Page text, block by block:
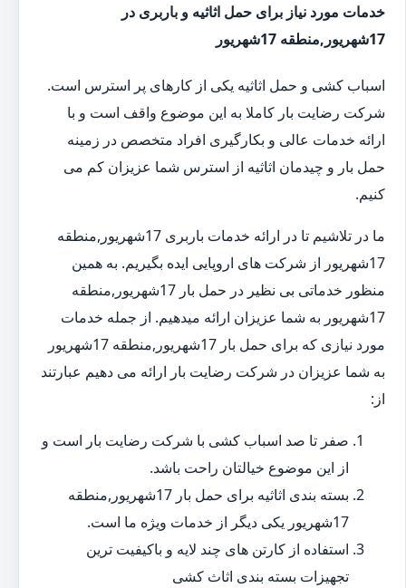
خدمات مورد نیاز برای حمل اثاثیه و باربری در
17شهریور,منطقه 17شهریور
اسباب کشی و حمل اثاثیه یکی از کارهای پر استرس است.
شرکت رضایت بار کاملا به این موضوع واقف است و با
ارائه خدمات عالی و بکارگیری افراد متخصص در زمینه
حمل بار و چیدمان اثاثیه از استرس شما عزیزان کم می
کنیم.
ما در تلاشیم تا در ارائه خدمات باربری 17شهریور,منطقه
17شهریور از شرکت های اروپایی ایده بگیریم. به همین
منظور خدماتی بی نظیر در حمل بار 17شهریور,منطقه
17شهریور به شما عزیزان ارائه میدهیم. از جمله خدمات
مورد نیازی که برای حمل بار 17شهریور,منطقه 17شهریور
به شما عزیزان در شرکت رضایت بار ارائه می دهیم عبارتند
از:
صفر تا صد اسباب کشی با شرکت رضایت بار است و
از این موضوع خیالتان راحت باشد.
بسته بندی اثاثیه برای حمل بار 17شهریور,منطقه
17شهریور یکی دیگر از خدمات ویژه ما است.
استفاده از کارتن های چند لایه و باکیفیت ترین
تجهیزات بسته بندی اثاث کشی